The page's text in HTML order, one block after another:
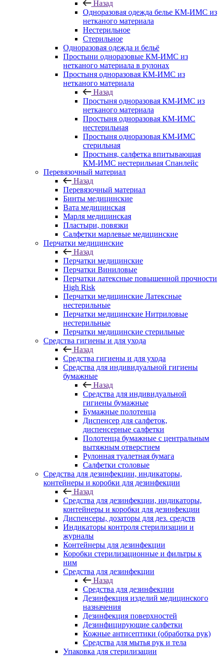
Назад
Одноразовая одежда белье КМ-ИМС из
нетканого материала
Нестерильное
Стерильное
Одноразовая одежда и бельё
Простыни одноразовые КМ-ИМС из
нетканого материала в рулонах
Простыня одноразовая КМ-ИМС из
нетканого материала
Назад
Простыня одноразовая КМ-ИМС из
нетканого материала
Простыня одноразовая КМ-ИМС
нестерильная
Простыня одноразовая КМ-ИМС
стерильная
Простыня, салфетка впитывающая
КМ-ИМС нестерильная Спанлейс
Перевязочный материал
Назад
Перевязочный материал
Бинты медицинские
Вата медицинская
Марля медицинская
Пластыри, повязки
Салфетки марлевые медицинские
Перчатки медицинские
Назад
Перчатки медицинские
Перчатки Виниловые
Перчатки латексные повышенной прочности
High Risk
Перчатки медицинские Латексные
нестерильные
Перчатки медицинские Нитриловые
нестерильные
Перчатки медицинские стерильные
Средства гигиены и для ухода
Назад
Средства гигиены и для ухода
Средства для индивидуальной гигиены
бумажные
Назад
Средства для индивидуальной
гигиены бумажные
Бумажные полотенца
Диспенсер для салфеток,
диспенсерные салфетки
Полотенца бумажные с центральным
вытяжным отверстием
Рулонная туалетная бумага
Салфетки столовые
Средства для дезинфекции, индикаторы,
контейнеры и коробки для дезинфекции
Назад
Средства для дезинфекции, индикаторы,
контейнеры и коробки для дезинфекции
Диспенсеры, дозаторы для дез. средств
Индикаторы контроля стерилизации и
журналы
Контейнеры для дезинфекции
Коробки стерилизационные и фильтры к
ним
Средства для дезинфекции
Назад
Средства для дезинфекции
Дезинфекция изделий медицинского
назначения
Дезинфекция поверхностей
Дезинфицирующие салфетки
Кожные антисептики (обработка рук)
Средства для мытья рук и тела
Упаковка для стерилизации